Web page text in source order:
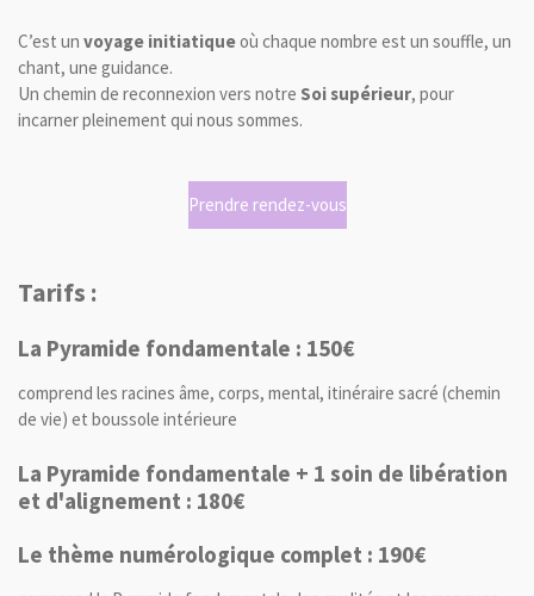
C’est un voyage initiatiqueoù chaque nombre est un souffle, un
chant, une guidance.
Un chemin de reconnexion vers notre Soi supérieur, pour
incarner pleinement qui nous sommes.
Prendre rendez-vous
Tarifs :
La Pyramide fondamentale : 150€
comprend les racines âme, corps, mental, itinéraire sacré (chemin
de vie) et boussole intérieure
La Pyramide fondamentale + 1 soin de libération
et d'alignement : 180€
Le thème numérologique complet : 190€